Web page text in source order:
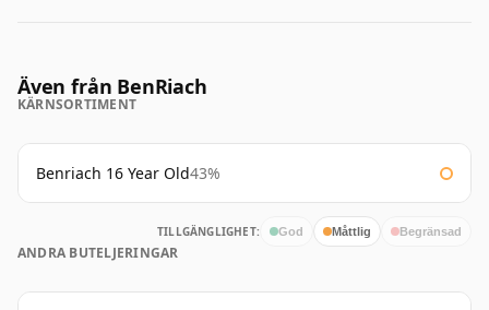
Även från BenRiach
KÄRNSORTIMENT
Benriach 16 Year Old43%
TILLGÄNGLIGHET: God Måttlig Begränsad
ANDRA BUTELJERINGAR